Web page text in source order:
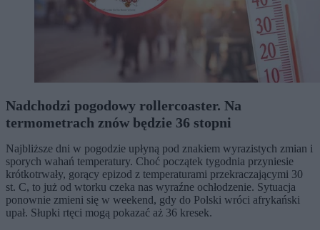
Nadchodzi pogodowy rollercoaster. Na
termometrach znów będzie 36 stopni
Najbliższe dni w pogodzie upłyną pod znakiem wyrazistych zmian i
sporych wahań temperatury. Choć początek tygodnia przyniesie
krótkotrwały, gorący epizod z temperaturami przekraczającymi 30
st. C, to już od wtorku czeka nas wyraźne ochłodzenie. Sytuacja
ponownie zmieni się w weekend, gdy do Polski wróci afrykański
upał. Słupki rtęci mogą pokazać aż 36 kresek.